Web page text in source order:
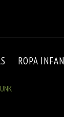
ROPA